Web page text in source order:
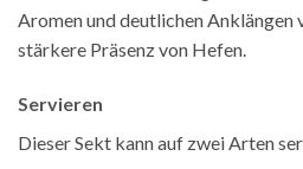
Aromen und deutlichen
stärkere Präsenz von Hefen.
Servieren
Dieser Sekt kann auf zwei Arten